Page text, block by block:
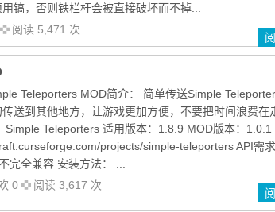
镐，否则铁栏杆会被直接破坏而不掉...
阅读 5,471 次
Teleporters MOD简介： 简单传送Simple
送到其他地方，让游戏更加方便，不要把时间浪费在
Simple Teleporters 适用版本：1.8.9 MOD版本：1.0.1
projects/simple-teleporters API需
完全兼容 安装方法： ...
0 阅读 3,617 次